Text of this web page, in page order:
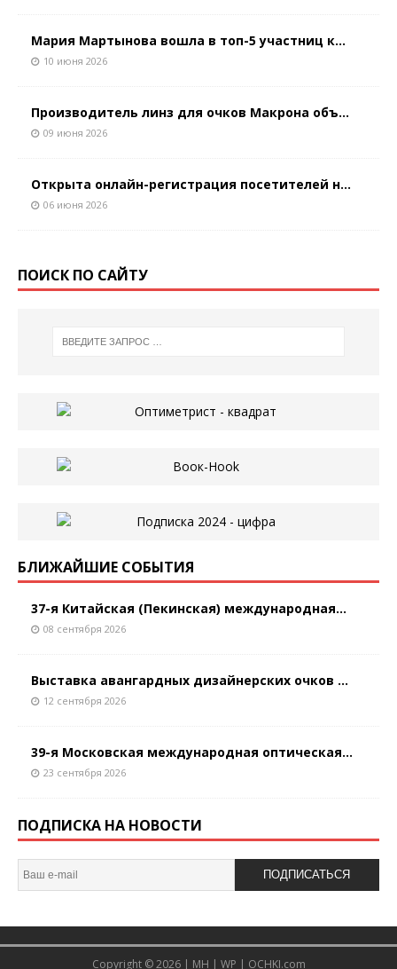
Мария Мартынова вошла в топ-5 участниц к...
10 июня 2026
Производитель линз для очков Макрона объ...
09 июня 2026
Открыта онлайн-регистрация посетителей н...
06 июня 2026
ПОИСК ПО САЙТУ
БЛИЖАЙШИЕ СОБЫТИЯ
37-я Китайская (Пекинская) международная...
08 сентября 2026
Выставка авангардных дизайнерских очков ...
12 сентября 2026
39-я Московская международная оптическая...
23 сентября 2026
ПОДПИСКА НА НОВОСТИ
ПОДПИСАТЬСЯ
Copyright © 2026 | MH | WP | OCHKI.com